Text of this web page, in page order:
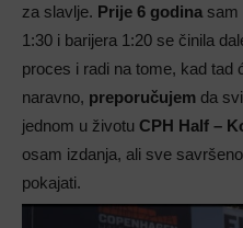
za slavlje. Prije 6 godina sam
1:30 i barijera 1:20 se činila
proces i radi na tome, kad tad
naravno, preporučujem da
jednom u životu CPH Half –
osam izdanja, ali sve
pokajati.